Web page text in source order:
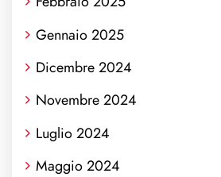
Gennaio 2025
Dicembre 2024
Novembre 2024
Luglio 2024
Maggio 2024